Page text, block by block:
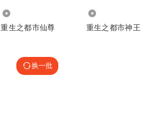
重生之都市仙尊 重生之都市神王
换一批